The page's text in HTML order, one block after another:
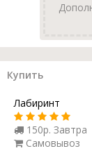
Купить
Лабиринт
150р. Завтра
Самовывоз